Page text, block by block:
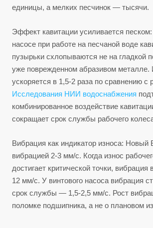
единицы, а мелких песчинок — тысячи.
Эффект кавитации усиливается
насосе при работе на песчаной воде
пузырьки схлопываются не на гладкой
уже поврежденном абразивом металле.
ускоряется в 1,5-2 раза по сравнению с
Исследования НИИ водоснабжения
комбинированное воздействие
сокращает срок службы рабочего
Вибрация как индикатор износа:
вибрацией 2-3 мм/с. Когда износ
достигает критической точки, вибрация
12 мм/с. У винтового насоса вибрация
срок службы — 1,5-2,5 мм/с. Рост
поломке подшипника, а не о плановом